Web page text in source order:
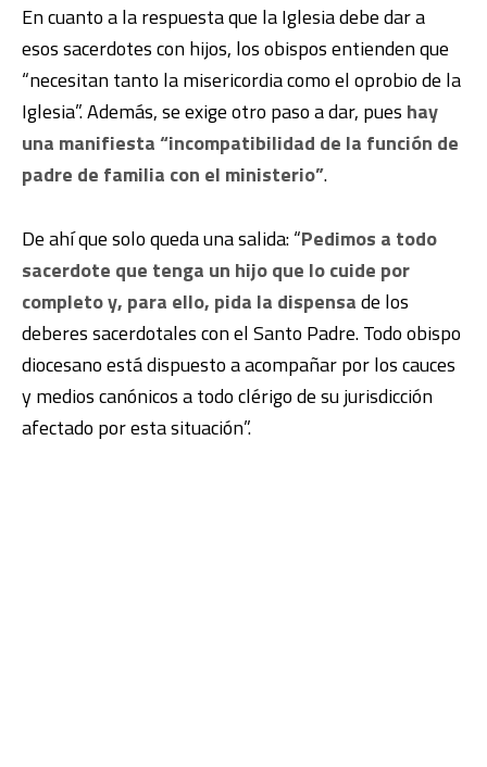
En cuanto a la respuesta que la Iglesia debe dar a
esos sacerdotes con hijos, los obispos entienden que
“necesitan tanto la misericordia como el oprobio de la
Iglesia”. Además, se exige otro paso a dar, pues hay
una manifiesta “incompatibilidad de la función de
padre de familia con el ministerio”.
De ahí que solo queda una salida: “Pedimos a todo
sacerdote que tenga un hijo que lo cuide por
completo y, para ello, pida la dispensade los
deberes sacerdotales con el Santo Padre. Todo obispo
diocesano está dispuesto a acompañar por los cauces
y medios canónicos a todo clérigo de su jurisdicción
afectado por esta situación”.